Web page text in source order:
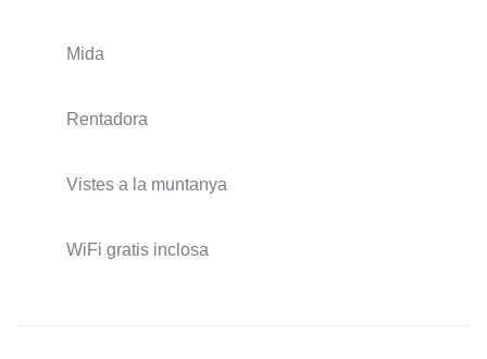
Mida
Rentadora
Vistes a la muntanya
WiFi gratis inclosa